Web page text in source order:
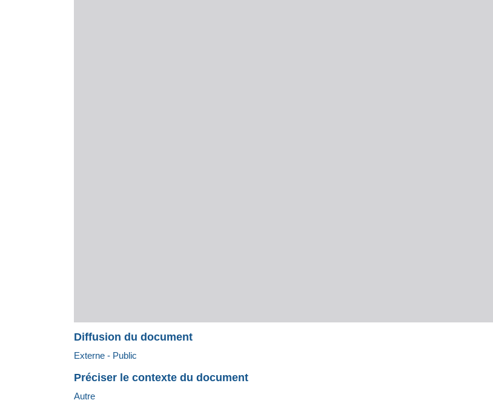
Diffusion du document
Externe - Public
Préciser le contexte du document
Autre